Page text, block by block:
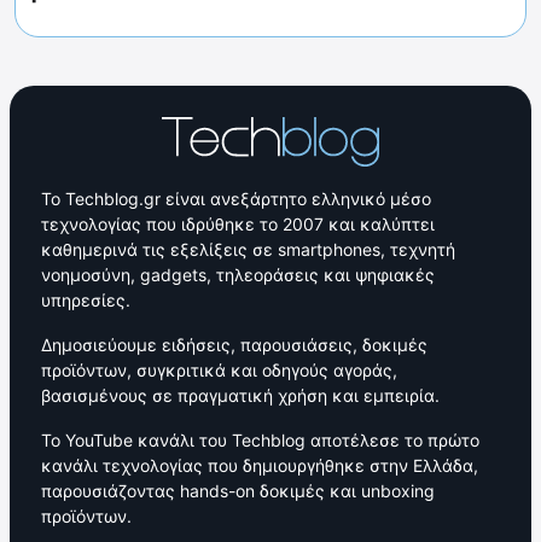
Το Techblog.gr είναι ανεξάρτητο ελληνικό μέσο
τεχνολογίας που ιδρύθηκε το 2007 και καλύπτει
καθημερινά τις εξελίξεις σε smartphones, τεχνητή
νοημοσύνη, gadgets, τηλεοράσεις και ψηφιακές
υπηρεσίες.
Δημοσιεύουμε ειδήσεις, παρουσιάσεις, δοκιμές
προϊόντων, συγκριτικά και οδηγούς αγοράς,
βασισμένους σε πραγματική χρήση και εμπειρία.
Το YouTube κανάλι του Techblog αποτέλεσε το πρώτο
κανάλι τεχνολογίας που δημιουργήθηκε στην Ελλάδα,
παρουσιάζοντας hands-on δοκιμές και unboxing
προϊόντων.